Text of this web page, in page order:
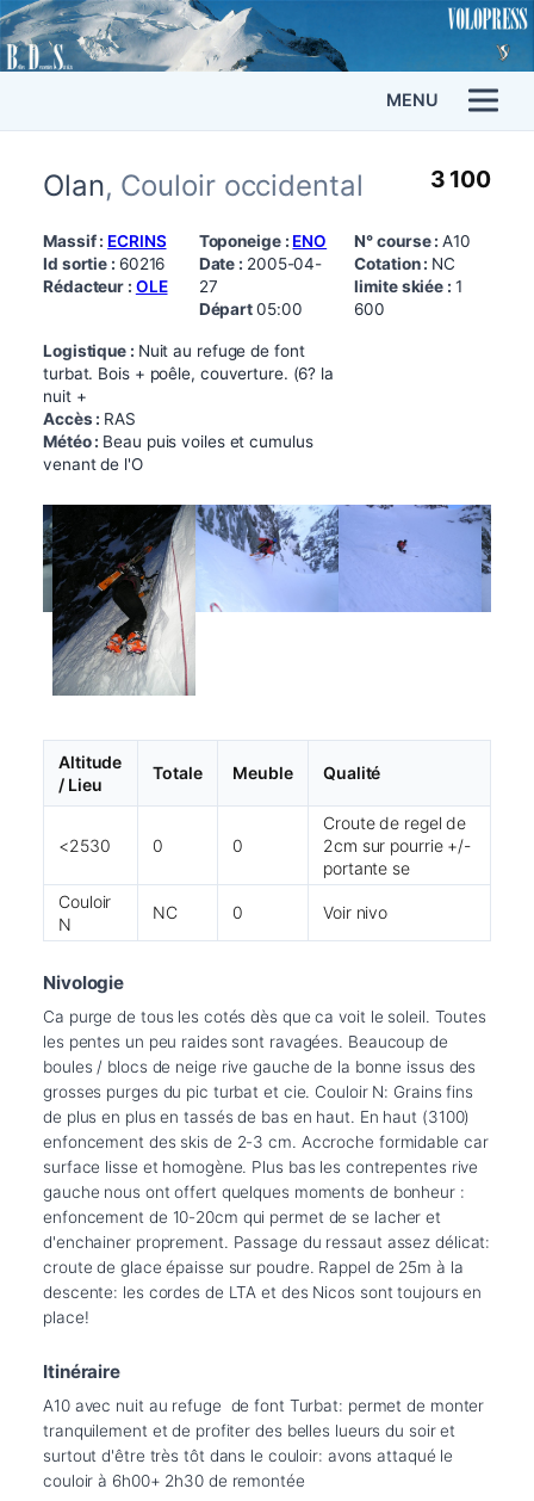
MENU
Olan, Couloir occidental 3 100
Massif : ECRINS
Id sortie : 60216
Rédacteur : OLE
Toponeige : ENO
Date : 2005-04-
27
Départ05:00
N° course :A10
Cotation : NC
limite skiée : 1
600
Logistique : Nuit au refuge de font
turbat. Bois + poêle, couverture. (6? la
nuit +
Accès : RAS
Météo : Beau puis voiles et cumulus
venant de l'O
Altitude
/ Lieu
Totale Meuble Qualité
<2530 0 0
Croute de regel de
2cm sur pourrie +/-
portante se
Couloir
N
NC 0 Voir nivo
Nivologie
Ca purge de tous les cotés dès que ca voit le soleil. Toutes
les pentes un peu raides sont ravagées. Beaucoup de
boules / blocs de neige rive gauche de la bonne issus des
grosses purges du pic turbat et cie. Couloir N: Grains fins
de plus en plus en tassés de bas en haut. En haut (3100)
enfoncement des skis de 2-3 cm. Accroche formidable car
surface lisse et homogène. Plus bas les contrepentes rive
gauche nous ont offert quelques moments de bonheur :
enfoncement de 10-20cm qui permet de se lacher et
d'enchainer proprement. Passage du ressaut assez délicat:
croute de glace épaisse sur poudre. Rappel de 25m à la
descente: les cordes de LTA et des Nicos sont toujours en
Itinéraire
A10 avec nuit au refuge  de font Turbat: permet de monter
tranquilement et de profiter des belles lueurs du soir et
surtout d'être très tôt dans le couloir: avons attaqué le